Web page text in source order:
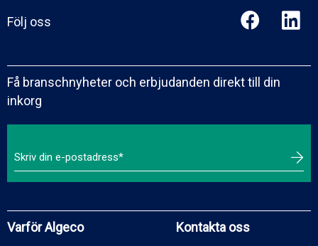
Följ oss
Få branschnyheter och erbjudanden direkt till din
inkorg
Varför Algeco Kontakta oss